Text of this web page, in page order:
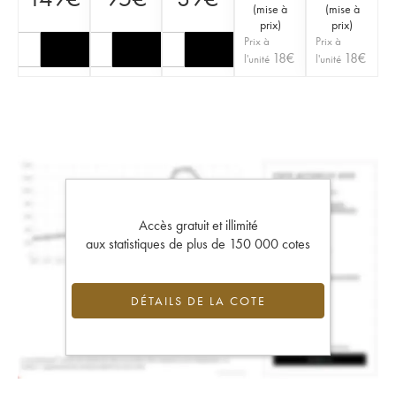
(mise à
prix)
Prix à
l'unité 18€
(mise à
prix)
Prix à
l'unité 18€
Accès gratuit et illimité
aux statistiques de plus de 150 000 cotes
DÉTAILS DE LA COTE